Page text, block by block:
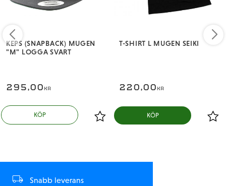
KEPS (SNAPBACK) MUGEN
"M" LOGGA SVART
295,00 KR
KÖP
T-SHIRT L MUGEN SEIKI
220,00 KR
KÖP
Snabb leverans